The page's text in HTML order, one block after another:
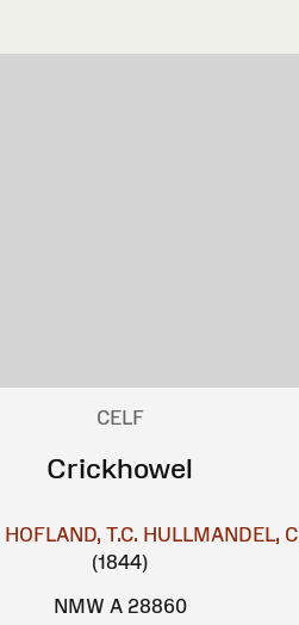
CELF
Crickhowel
HOFLAND, T.C. HULLMANDEL, C
(1844)
NMW A 28860